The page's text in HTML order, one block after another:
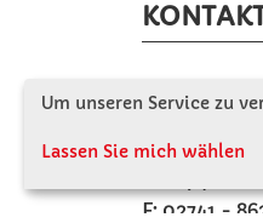
Winkler
A - 3121
F: 02741 -
Um unseren Service zu
Lassen Sie mich wählen